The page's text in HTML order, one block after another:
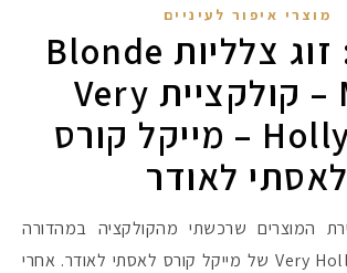
מוצרי איפור לעיניים
סקירה: זוג צלליות Blonde
Mink – קולקציית Very
Hollywood – מייקל קורס
לאסתי לאודר
מוגבלת - Very Hollywood של מייקל קורס לאסתי לאודר. אחרי